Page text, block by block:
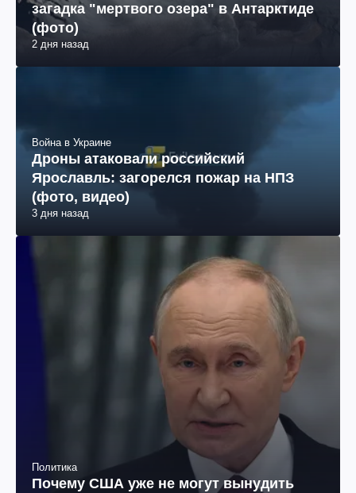
загадка "мертвого озера" в Антарктиде
(фото)
2 дня назад
Война в Украине
Дроны атаковали российский
Ярославль: загорелся пожар на НПЗ
(фото, видео)
3 дня назад
Политика
Почему США уже не могут вынудить